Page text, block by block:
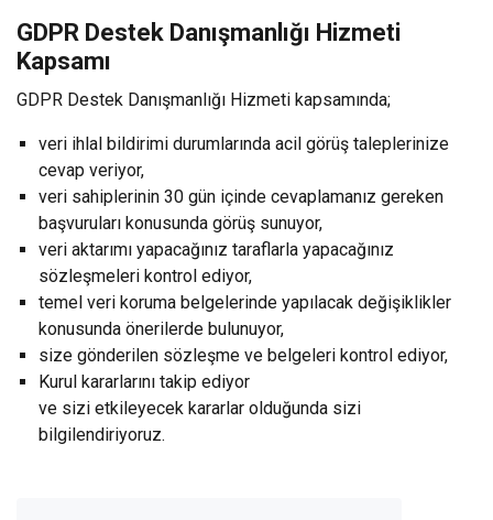
GDPR Destek Danışmanlığı Hizmeti
Kapsamı
GDPR Destek Danışmanlığı Hizmeti kapsamında;
veri ihlal bildirimi durumlarında acil görüş taleplerinize
cevap veriyor,
veri sahiplerinin 30 gün içinde cevaplamanız gereken
başvuruları konusunda görüş sunuyor,
veri aktarımı yapacağınız taraflarla yapacağınız
sözleşmeleri kontrol ediyor,
temel veri koruma belgelerinde yapılacak değişiklikler
konusunda önerilerde bulunuyor,
size gönderilen sözleşme ve belgeleri kontrol ediyor,
Kurul kararlarını takip ediyor
ve sizi etkileyecek kararlar olduğunda sizi
bilgilendiriyoruz.